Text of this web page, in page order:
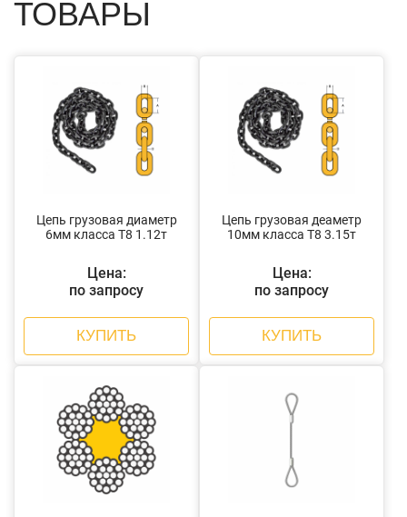
ТОВАРЫ
Цепь грузовая диаметр
6мм класса Т8 1.12т
Цена:
по запросу
КУПИТЬ
Цепь грузовая деаметр
10мм класса Т8 3.15т
Цена:
по запросу
КУПИТЬ